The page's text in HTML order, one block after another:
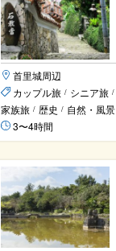
首里城周辺
カップル旅 / シニア旅 /
家族旅 / 歴史 / 自然・風景
3〜4時間